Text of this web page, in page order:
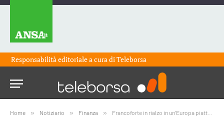
Responsabilità editoriale a cura diTeleborsa
Home » Notiziario » Finanza » Francoforte in rialzo in un’Europa piatta, a Milano corre Fincantieri